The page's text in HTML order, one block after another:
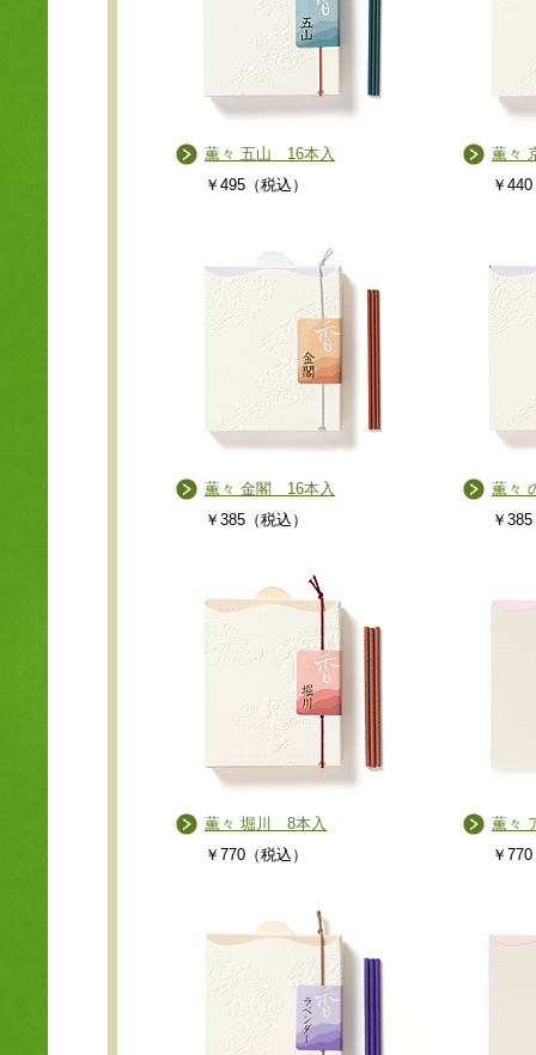
薫々 五山 16本入
￥495（税込）
薫々
￥
薫々 金閣 16本入
￥385（税込）
薫々
￥
薫々 堀川 8本入
￥770（税込）
薫々
￥